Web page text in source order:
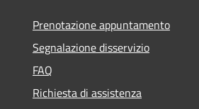
Prenotazione appuntamento
Segnalazione disservizio
FAQ
Richiesta di assistenza